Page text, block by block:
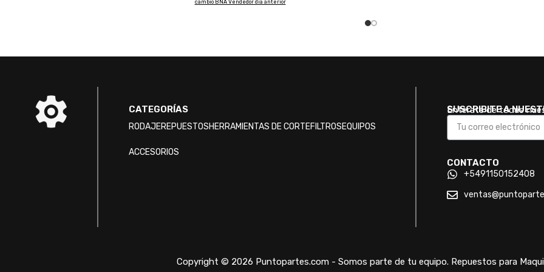
cambio BNA Vendedor dia anterior
CATEGORÍAS
RODAJEREPUESTOSHERRAMIENTAS DE CORTEFILTROSEQUIPOS
ACCESORIOS
SUSCRIBITE A
Enterate de todas
CONTACTO
+5491150152408
Copyright © 2026 Puntopartes.com - Somos parte de tu equipo. Repuestos para